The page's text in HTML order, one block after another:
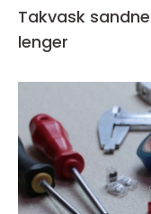
Takvask sandnes slik får du et tak som
lenger